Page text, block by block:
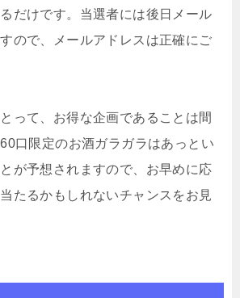
だけです。当選者には後日メール
ので、メールアドレスは正確にご
って、お得な企画であることは間
口限定のお酒ガラガラはあっとい
が予想されますので、お早めに応
たるかもしれないチャンスをお見